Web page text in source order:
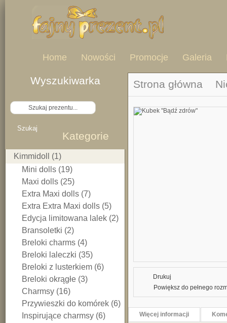
Home Nowości Promocje Galeria
Wyszukiwarka
Szukaj
Kategorie
Kimmidoll (1)
Mini dolls (19)
Maxi dolls (25)
Extra Maxi dolls (7)
Extra Extra Maxi dolls (5)
Edycja limitowana lalek (2)
Bransoletki (2)
Breloki charms (4)
Breloki laleczki (35)
Breloki z lusterkiem (6)
Breloki okrągłe (3)
Charmsy (16)
Przywieszki do komórek (6)
Inspirujące charmsy (6)
Strona główna
Drukuj
Powiększ do pełnego
Więcej informacji